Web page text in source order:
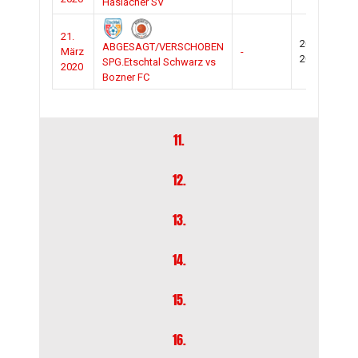
21.
März
2020
ABGESAGT/VERSCHOBEN
SPG.Etschtal Schwarz vs
Bozner FC
-
2019-
2020
11.
12.
13.
14.
15.
16.